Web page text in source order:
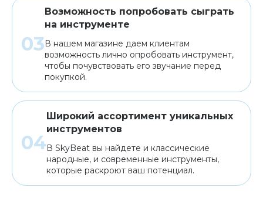
Возможность попробовать сыграть
на инструменте
В нашем магазине даем клиентам
возможность лично опробовать инструмент,
чтобы почувствовать его звучание перед
покупкой.
Широкий ассортимент уникальных
инструментов
В SkyBeat вы найдете и классические
народные, и современные инструменты,
которые раскроют ваш потенциал.